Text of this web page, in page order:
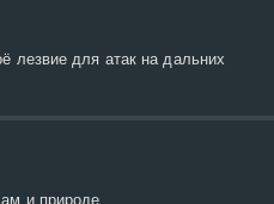
лезвие для атак на дальних
и природе.